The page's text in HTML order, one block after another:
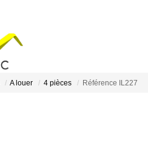
A louer 4 pièces Référence IL227